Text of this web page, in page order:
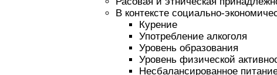
В контексте социально-
Курение
Употребление алкоголя
Уровень образования
Уровень физической
Несбалансированное